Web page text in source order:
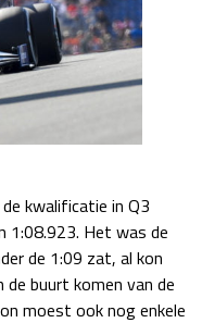
kwalificatie in Q3
1:08.923. Het was de
de 1:09 zat, al kon
buurt komen van de
moest ook nog enkele